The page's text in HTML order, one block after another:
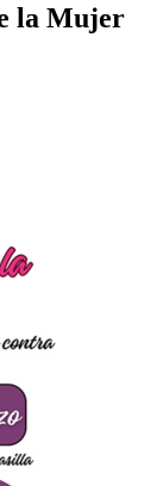
la Mujer